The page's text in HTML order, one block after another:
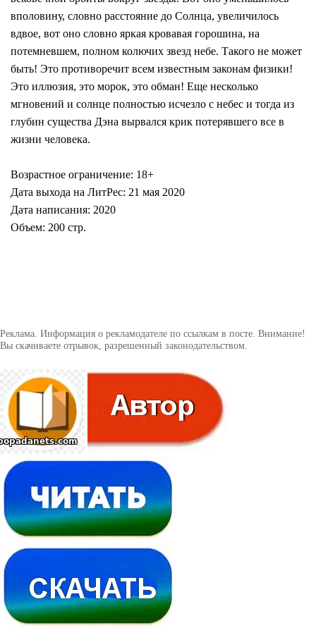
вполовину, словно расстояние до Солнца, увеличилось
вдвое, вот оно словно яркая кровавая горошина, на
потемневшем, полном колючих звезд небе. Такого не может
быть! Это противоречит всем известным законам физики!
Это иллюзия, это морок, это обман! Еще несколько
мгновений и солнце полностью исчезло с небес и тогда из
глубин существа Дэна вырвался крик потерявшего все в
жизни человека.
Возрастное ограничение: 18+
Дата выхода на ЛитРес: 21 мая 2020
Дата написания: 2020
Объем: 200 стр.
Реклама. Информация о рекламодателе по ссылкам в посте. Внимание!
Вы скачиваете отрывок, разрешенный законодательством.